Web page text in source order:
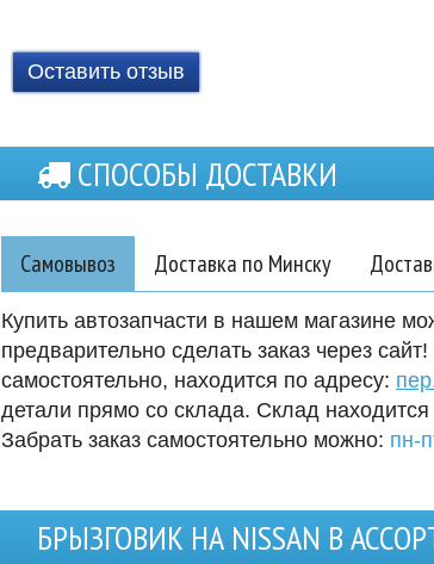
Оставить отзыв
СПОСОБЫ ДОСТАВКИ
Самовывоз Доставка по Минску
Купить автозапчасти в нашем магазине
предварительно сделать заказ через
самостоятельно, находится по адресу:
детали прямо со склада. Склад
Забрать заказ самостоятельно можно: пн-
БРЫЗГОВИК НА NISSAN В